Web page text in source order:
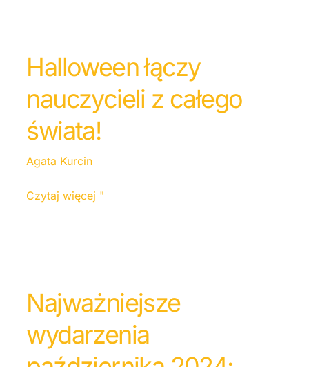
Halloween łączy
nauczycieli z całego
świata!
Agata Kurcin
Czytaj więcej "
Najważniejsze
wydarzenia